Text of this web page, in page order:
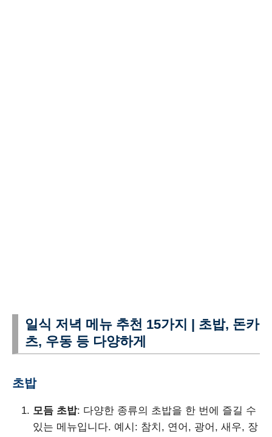
일식 저녁 메뉴 추천 15가지 | 초밥, 돈카
츠, 우동 등 다양하게
초밥
모듬 초밥: 다양한 종류의 초밥을 한 번에 즐길 수
있는 메뉴입니다. 예시: 참치, 연어, 광어, 새우, 장